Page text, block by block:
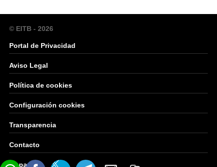
© EITB - 2026
Portal de Privacidad
Aviso Legal
Política de cookies
Configuración cookies
Transparencia
Contacto
Mapa Web